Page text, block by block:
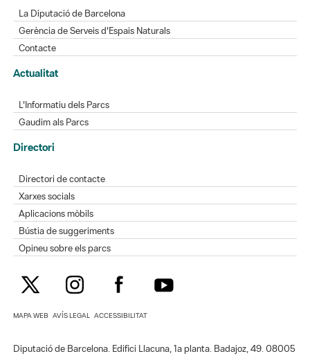
La Diputació de Barcelona
Gerència de Serveis d'Espais Naturals
Contacte
Actualitat
L'Informatiu dels Parcs
Gaudim als Parcs
Directori
Directori de contacte
Xarxes socials
Aplicacions mòbils
Bústia de suggeriments
Opineu sobre els parcs
MAPA WEB AVÍS LEGAL ACCESSIBILITAT
Diputació de Barcelona. Edifici Llacuna, 1a planta. Badajoz, 49. 08005